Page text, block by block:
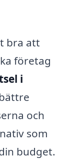
bra att
företag
i
och
som
budget.